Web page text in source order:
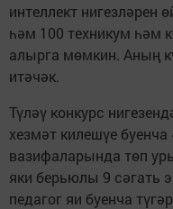
интеллект нигезләрен
һәм 100 техникум һәм
алырга мөмкин. Аның
итәчәк.
Түләү конкурс
хезмәт килешүе
вазифаларында төп
яки берьюлы 9 сәгать
педагог яи буенча